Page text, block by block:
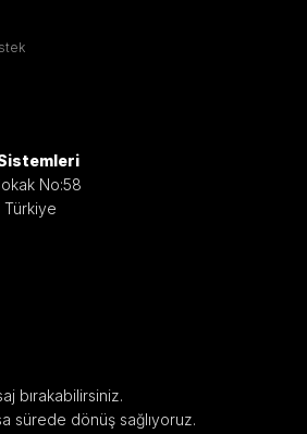
destek alabilirsiniz.
Tahliye
güvenli çıkış sunar.
içeriden kontrollü ve
çıkış imkanı sağlar.
No:58
Türkiye
bırakabilirsiniz.
sürede dönüş sağlıyoruz.